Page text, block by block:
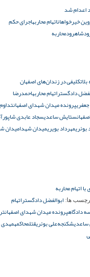
خیرخواهاناتهام محاربهاجرای حکم
شاهرودمحاربه
دادگستراتهام محاربهاحمدرضا
پرونده میدان شهدای اصفهانتداوم
ستایش ساعدیسجاد عابدی
بوئریمهرداد بویریمیدان شهدامیدان
ها: ابوالفضل دادگستراتهام
دادگاهپرونده میدان شهدای اصفهان
شکنجه‌علی بوئریقتلمحاکمهمهدی